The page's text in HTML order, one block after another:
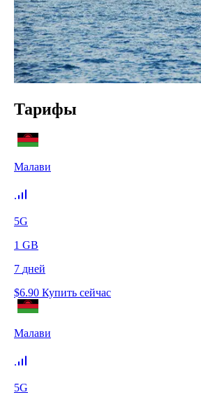
Тарифы
Малави
5G
1 GB
7 дней
$6.90 Купить сейчас
Малави
5G